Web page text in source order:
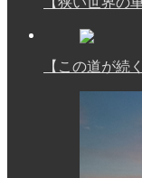
【この道が続